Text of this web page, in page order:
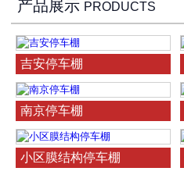
产品展示 PRODUCTS
吉安停车棚
南京停车棚
小区膜结构停车棚